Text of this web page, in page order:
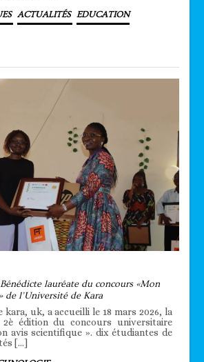
ACTUALITÉS EDUCATION
lauréate du concours «Mon
de l’Université de Kara
kara, uk, a accueilli le 18 mars 2026, la
édition du concours universitaire
avis scientifique ». dix étudiantes de
[…]